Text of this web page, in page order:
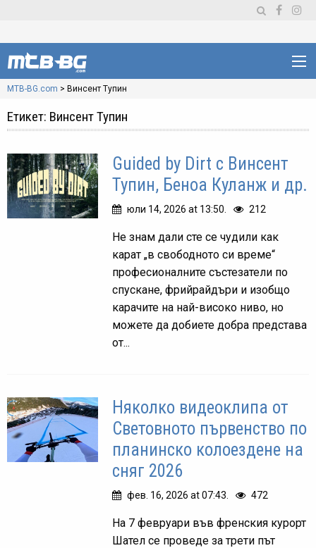
MTB-BG.com > Винсент Тупин
Етикет: Винсент Тупин
Guided by Dirt с Винсент
Тупин, Беноа Куланж и др.
юли 14, 2026 at 13:50. 212
Не знам дали сте се чудили как
карат „в свободното си време“
професионалните състезатели по
спускане, фрийрайдъри и изобщо
карачите на най-високо ниво, но
можете да добиете добра представа
от...
Няколко видеоклипа от
Световното първенство по
планинско колоездене на
сняг 2026
фев. 16, 2026 at 07:43. 472
На 7 февруари във френския курорт
Шател се проведе за трети път